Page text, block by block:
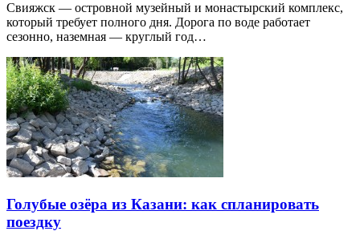
Свияжск — островной музейный и монастырский комплекс,
который требует полного дня. Дорога по воде работает
сезонно, наземная — круглый год…
Голубые озёра из Казани: как спланировать
поездку